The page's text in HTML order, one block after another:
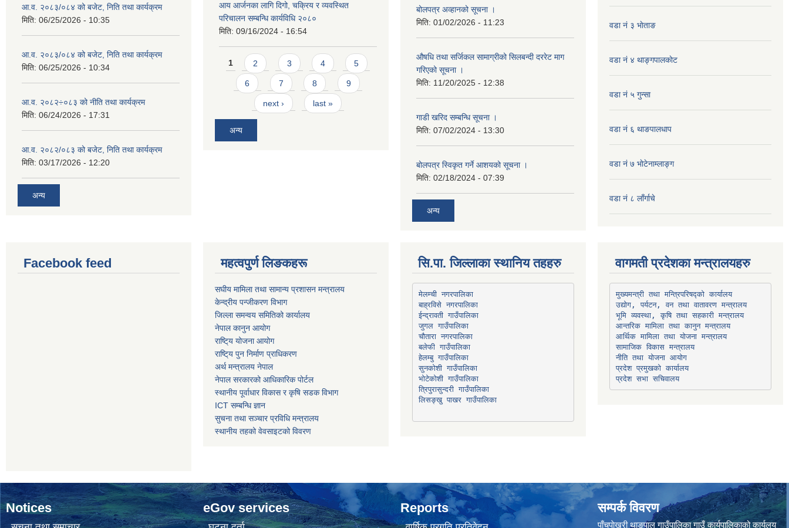
आ.व. २०८३/०८४ को बजेट, निति तथा कार्यक्रम
मिति: 06/25/2026 - 10:35
आ.व. २०८३/०८४ को बजेट, निति तथा कार्यक्रम
मिति: 06/25/2026 - 10:34
आ.व. २०८२÷०८३ को नीति तथा कार्यक्रम
मिति: 06/24/2026 - 17:31
आ.व. २०८२/०८३ को बजेट, निति तथा कार्यक्रम
मिति: 03/17/2026 - 12:20
अन्य
आय आर्जनका लागि दिगो, चक्रिय र व्यवस्थित
परिचालन सम्बन्धि कार्यविधि २०८०
मिति: 09/16/2024 - 16:54
Pages
1 2 3 4 5
6 7 8 9
next › last »
अन्य
बोलपत्र अव्हानको सूचना ।
मिति: 01/02/2026 - 11:23
औषधि तथा सर्जिकल सामाग्रीको सिलबन्दी दररेट माग
गरिएको सूचना ।
मिति: 11/20/2025 - 12:38
गाडी खरिद सम्बन्धि सूचना ।
मिति: 07/02/2024 - 13:30
बोलपत्र स्विकृत गर्ने आशयको सूचना ।
मिति: 02/18/2024 - 07:39
अन्य
वडा नं ३ भाेताङ
वडा नं ४ थाङ्गपालकाेट
वडा नं ५ गुन्सा
वडा नं ६ थाङपालधाप
वडा नं ७ भाेटेनाम्लाङ्ग
वडा नं ८ लाँर्गाचे
Facebook feed महत्वपुर्ण लिङकहरू
स‌घीय मामिला तथा सामान्य प्रशासन मन्त्रालय
केन्द्रीय पन्जीकरण विभाग
जिल्ला समन्वय समितिको कार्यालय
नेपाल कानुन आयोग
राष्टि्य योजना आयोग
राष्टि्य पुन निर्माण प्राधिकरण
अर्थ मन्त्रालय नेपाल
नेपाल सरकारको आधिकारिक पोर्टल
स्थानीय पूर्वाधार विकास र कृषि सडक विभाग
ICT सम्बन्धि ज्ञान
सुचना तथा सञ्चार प्रविधि मन्त्रालय
स्थानीय तहको वेवसाइटको विवरण
सि.पा. जिल्लाका स्थानिय तहहरु
मेलम्ची नगरपालिका
बाह्रविसे नगरपालिका
ईन्द्रावती गाउँपालिका
जुगल गाउँपालिका
चौतारा नगरपालिका
बलेफी गाउँपालिका
हेलम्बु गाउँपालिका
सुनकोशी गाउँपालिका
भोटेकोशी गाउँपालिका
त्रिपुरासुन्दरी गाउँपालिका
लिसङ्खु पाखर गाउँपालिका
वागमती प्रदेशका मन्त्रालयहरु
मुख्यमन्त्री तथा मन्त्रिपरिषद्को कार्यालय
उद्योग, पर्यटन, वन तथा वातावरण मन्त्रालय
भूमि व्यवस्था, कृषि तथा सहकारी मन्त्रालय
आन्तरिक मामिला तथा कानुन मन्त्रालय
आर्थिक मामिला तथा योजना मन्त्रालय
सामाजिक विकास मन्त्रालय
नीति तथा योजना आयोग
प्रदेश प्रमुखको कार्यालय
प्रदेश सभा सचिवालय
Notices eGov services Reports सम्पर्क विवरण
पाँचपाेखरी थाङपाल गाउँपालिका गाउँ कार्यपालिकाको कार्यलय